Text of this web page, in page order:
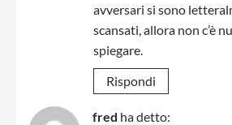
avversari si sono
scansati, allora non c’è
spiegare.
Rispondi
fred ha detto: